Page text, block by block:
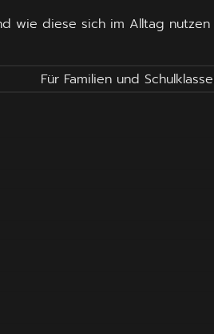
wie diese sich im Alltag
Für Familien und